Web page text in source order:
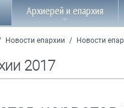
Архиерей и епархия
Новости епархии / Новости
2017